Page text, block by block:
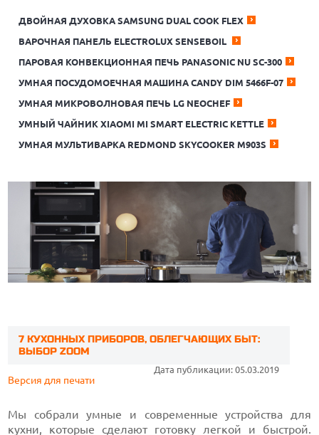
ДВОЙНАЯ ДУХОВКА SAMSUNG DUAL COOK FLEX
ВАРОЧНАЯ ПАНЕЛЬ ELECTROLUX SENSEBOIL
ПАРОВАЯ КОНВЕКЦИОННАЯ ПЕЧЬ PANASONIC NU SC-300
УМНАЯ ПОСУДОМОЕЧНАЯ МАШИНА CANDY DIM 5466F-07
УМНАЯ МИКРОВОЛНОВАЯ ПЕЧЬ LG NEOCHEF
УМНЫЙ ЧАЙНИК XIAOMI MI SMART ELECTRIC KETTLE
УМНАЯ МУЛЬТИВАРКА REDMOND SKYCOOKER M903S
7 КУХОННЫХ ПРИБОРОВ, ОБЛЕГЧАЮЩИХ БЫТ:
ВЫБОР ZOOM
Дата публикации: 05.03.2019
Версия для печати
Мы собрали умные и современные устройства для
кухни, которые сделают готовку легкой и быстрой.